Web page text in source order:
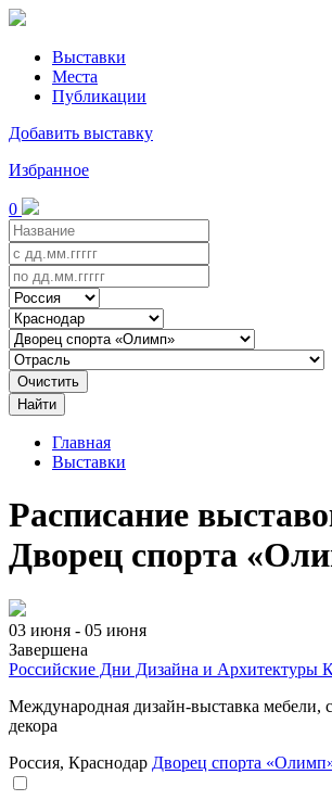
Выставки
Места
Публикации
Добавить выставку
Избранное
0
Очистить
Найти
Главная
Выставки
Расписание
Дворец спорта
03 июня - 05 июня
Завершена
Российские Дни Дизайна и Архитектуры
Международная дизайн-выставка мебели,
декора
Россия, Краснодар Дворец спорта